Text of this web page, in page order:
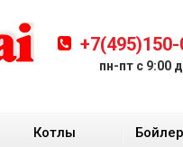
пн-пт с 9:00
Котлы